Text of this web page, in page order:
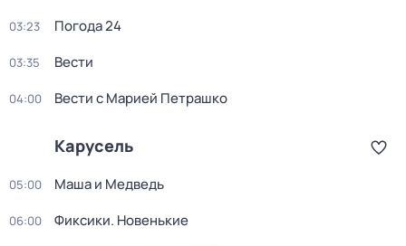
03:23 Погода 24
03:35 Вести
04:00 Вести с Марией Петрашко
Карусель
05:00 Маша и Медведь
06:00 Фиксики. Новенькие